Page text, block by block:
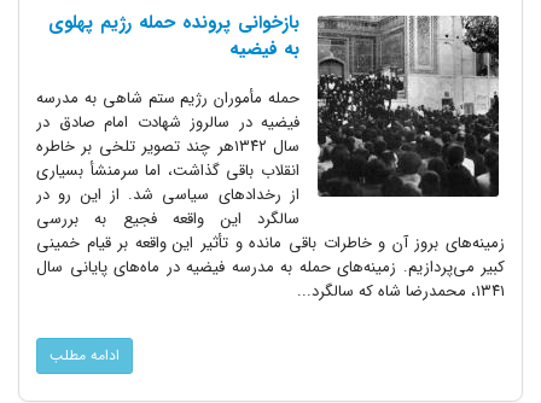
بازخوانی پرونده حمله رژیم پهلوی
به فیضیه
حمله مأموران رژیم ستم شاهی به مدرسه
فیضیه در سالروز شهادت امام صادق در
سال ۱۳۴۲هر چند تصویر تلخی بر خاطره
انقلاب باقی گذاشت، اما سرمنشأ بسیاری
از رخدادهای سیاسی شد. از این رو در
سالگرد این واقعه فجیع به بررسی
زمینه‌های بروز آن و خاطرات باقی مانده و تأثیر این واقعه بر قیام خمینی
کبیر می‌پردازیم. زمینه‌های حمله به مدرسه فیضیه در ماه‌های پایانی سال
۱۳۴۱، محمدرضا شاه که سالگرد...
ادامه مطلب